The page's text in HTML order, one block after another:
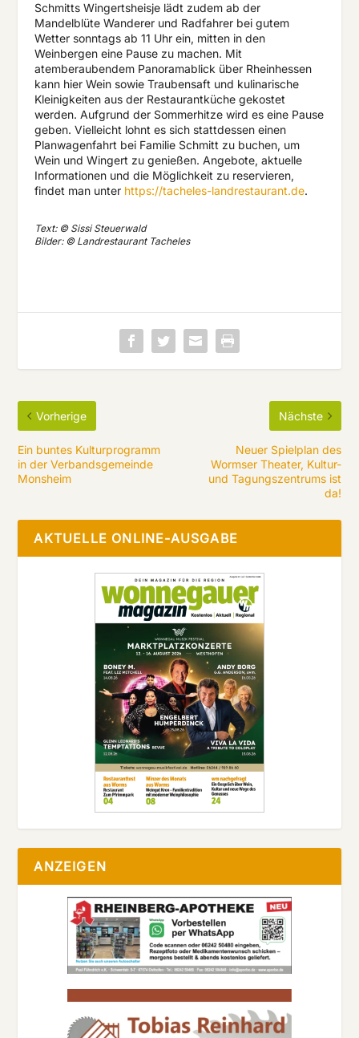
Schmitts Wingertsheisje lädt zudem ab der
Mandelblüte Wanderer und Radfahrer bei gutem
Wetter sonntags ab 11 Uhr ein, mitten in den
Weinbergen eine Pause zu machen. Mit
atemberaubendem Panoramablick über Rheinhessen
kann hier Wein sowie Traubensaft und kulinarische
Kleinigkeiten aus der Restaurantküche gekostet
werden. Aufgrund der Sommerhitze wird es eine Pause
geben. Vielleicht lohnt es sich stattdessen einen
Planwagenfahrt bei Familie Schmitt zu buchen, um
Wein und Wingert zu genießen. Angebote, aktuelle
Informationen und die Möglichkeit zu reservieren,
findet man unter https://tacheles-landrestaurant.de.
Text: © Sissi Steuerwald
Bilder: © Landrestaurant Tacheles
Vorherige
Ein buntes Kulturprogramm
in der Verbandsgemeinde
Monsheim
Nächste
Neuer Spielplan des
Wormser Theater, Kultur-
und Tagungszentrums ist
da!
AKTUELLE ONLINE-AUSGABE
ANZEIGEN